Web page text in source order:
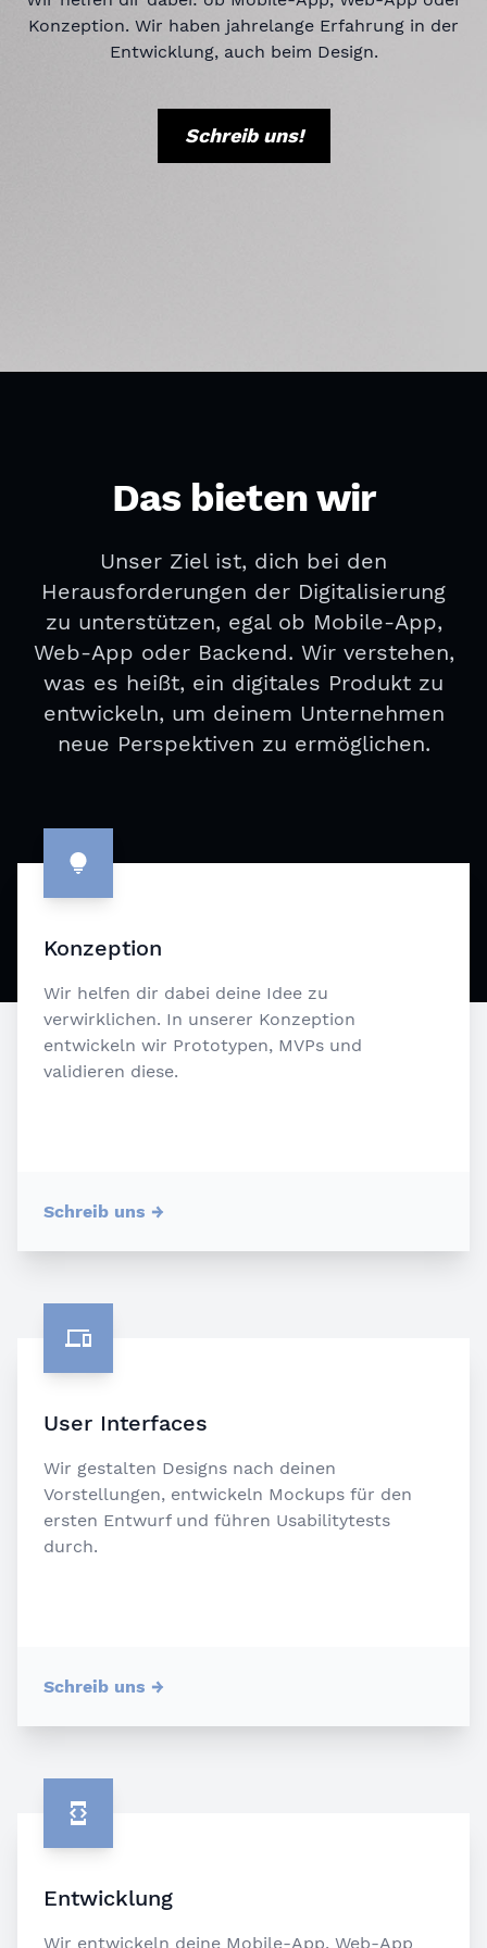
Konzeption. Wir haben jahrelange Erfahrung in der
Entwicklung, auch beim Design.
Schreib uns!
Das bieten wir
Unser Ziel ist, dich bei den
Herausforderungen der Digitalisierung
zu unterstützen, egal ob Mobile-App,
Web-App oder Backend. Wir verstehen,
was es heißt, ein digitales Produkt zu
entwickeln, um deinem Unternehmen
neue Perspektiven zu ermöglichen.
Contact us
Konzeption
Wir helfen dir dabei deine Idee zu
verwirklichen. In unserer Konzeption
entwickeln wir Prototypen, MVPs und
validieren diese.
Schreib uns →
User Interfaces
Wir gestalten Designs nach deinen
Vorstellungen, entwickeln Mockups für den
ersten Entwurf und führen Usabilitytests
durch.
Schreib uns →
Entwicklung
Wir entwickeln deine Mobile-App, Web-App